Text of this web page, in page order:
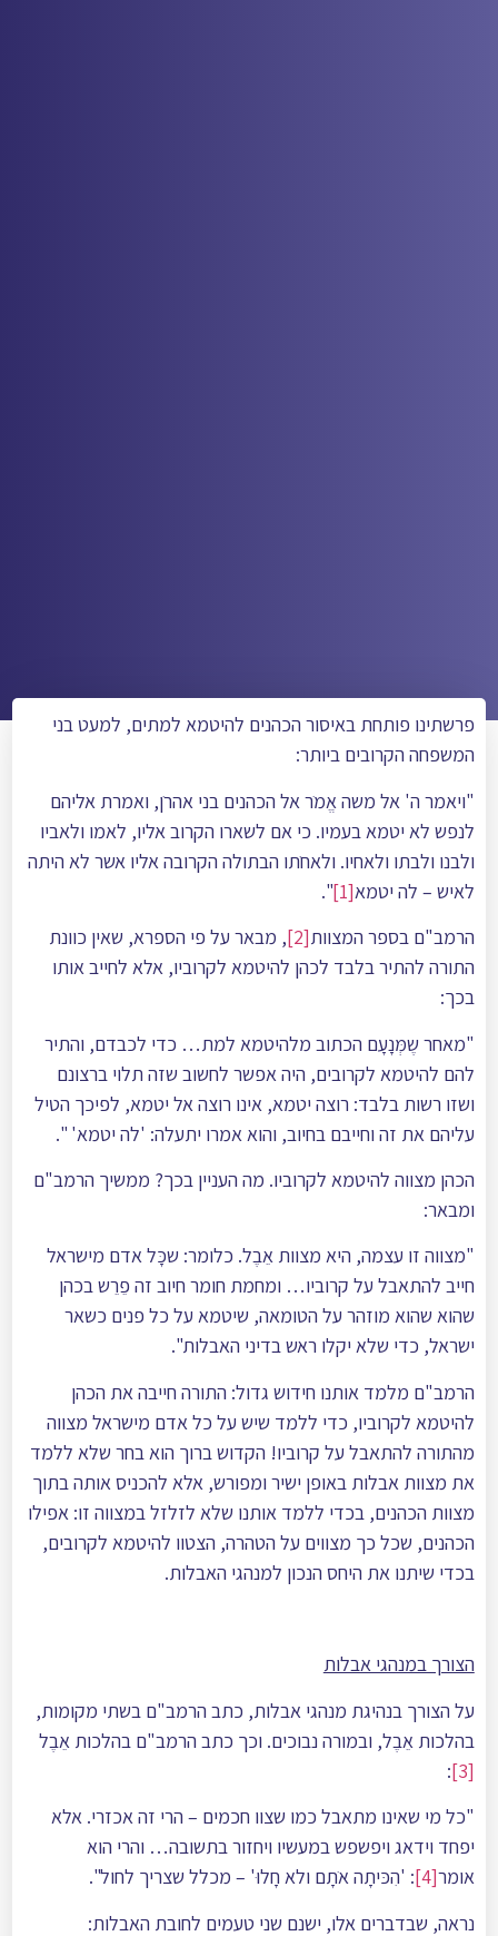
פרשתינו פותחת באיסור הכהנים להיטמא למתים, למעט בני
המשפחה הקרובים ביותר:
"ויאמר ה' אל משה אֱמֺר אל הכהנים בני אהרֺן, ואמרת אליהם
לנפש לא יטמא בעמיו. כי אם לשארו הקרוב אליו, לאמו ולאביו
ולבנו ולבתו ולאחיו. ולאחֺתו הבתולה הקרובה אליו אשר לא היתה
לאיש – לה יטמא[1]
".
הרמב"ם בספר המצוות[2]
, מבאר על פי הספרא, שאין כוונת
התורה להתיר בלבד לכהן להיטמא לקרוביו, אלא לחייב אותו
בכך:
"מאחר שֶמְּנָעָם הכתוב מלהיטמא למת… כדי לכבדם, והתיר
להם להיטמא לקרובים, היה אפשר לחשוב שזה תלוי ברצונם
ושזו רשות בלבד: רוצה יטמא, אינו רוצה אל יטמא, לפיכך הטיל
עליהם את זה וחייבם בחיוב, והוא אמרו יתעלה: 'לה יטמא' ".
הכהן מצווה להיטמא לקרוביו. מה העניין בכך? ממשיך הרמב"ם
ומבאר:
"מצווה זו עצמה, היא מצוות אֵבֶל. כלומר: שכָּל אדם מישראל
חייב להתאבל על קרוביו… ומחמת חומר חיוב זה פֵרֵש בכהן
שהוא שהוא מוזהר על הטומאה, שיטמא על כל פנים כשאר
ישראל, כדי שלא יקלו ראש בדיני האבלות".
הרמב"ם מלמד אותנו חידוש גדול: התורה חייבה את הכהן
להיטמא לקרוביו, כדי ללמד שיש על כל אדם מישראל מצווה
מהתורה להתאבל על קרוביו! הקדוש ברוך הוא בחר שלא ללמד
את מצוות אבלות באופן ישיר ומפורש, אלא להכניס אותה בתוך
מצוות הכהנים, בכדי ללמד אותנו שלא לזלזל במצווה זו: אפילו
הכהנים, שכל כך מצווים על הטהרה, הצטוו להיטמא לקרובים,
בכדי שיתנו את היחס הנכון למנהגי האבלות.
הצורך במנהגי אבלות
על הצורך בנהיגת מנהגי אבלות, כתב הרמב"ם בשתי מקומות,
בהלכות אֵבֶל, ובמורה נבוכים. וכך כתב הרמב"ם בהלכות אֵבֶל
[3]
:
"כל מי שאינו מתאבל כמו שצוו חכמים – הרי זה אכזרי. אלא
יפחד וידאג ויפשפש במעשיו ויחזור בתשובה… והרי הוא
אומר[4]
: 'הִכּּיתָה אֺתָם ולא חָלוּ' – מכלל שצריך לחול".
נראה, שבדברים אלו, ישנם שני טעמים לחובת האבלות: